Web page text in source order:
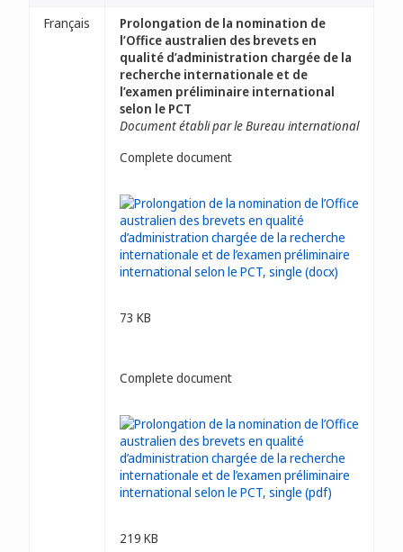
Français
Prolongation de la nomination de
l’Office australien des brevets en
qualité d’administration chargée de la
recherche internationale et de
l’examen préliminaire international
selon le PCT
Document établi par le Bureau international
Complete document
73 KB
Complete document
219 KB